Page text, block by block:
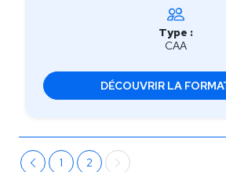
Type :
CAA
DÉCOUVRIR LA
1 2